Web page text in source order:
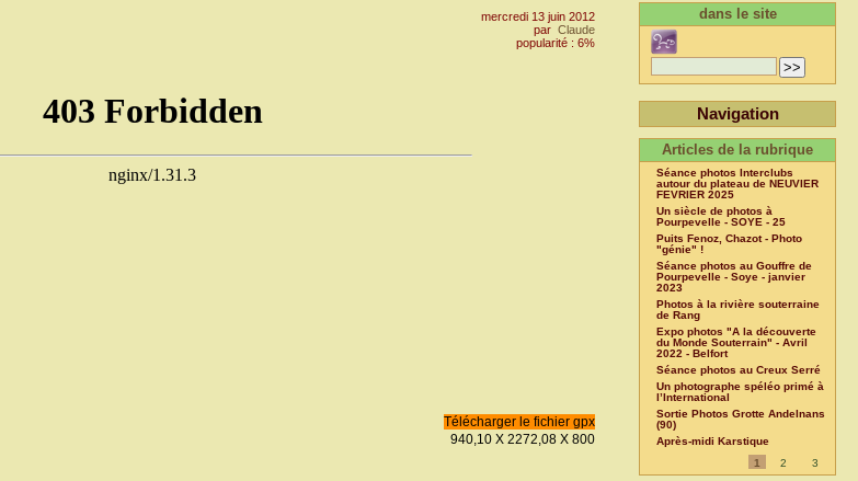
mercredi 13 juin 2012
par Claude
popularité : 6%
Télécharger le fichier gpx
940,10 X 2272,08 X 800
dans le site
Navigation
Articles de la rubrique
Séance photos Interclubs
autour du plateau de NEUVIER
FEVRIER 2025
Un siècle de photos à
Pourpevelle - SOYE - 25
Puits Fenoz, Chazot - Photo
"génie" !
Séance photos au Gouffre de
Pourpevelle - Soye - janvier
2023
Photos à la rivière souterraine
de Rang
Expo photos "A la découverte
du Monde Souterrain" - Avril
2022 - Belfort
Séance photos au Creux Serré
Un photographe spéléo primé à
l’International
Sortie Photos Grotte Andelnans
(90)
Après-midi Karstique
1
2 3